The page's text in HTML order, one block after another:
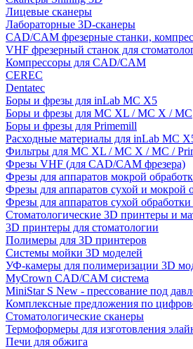
Лицевые сканеры
Лабораторные 3D-сканеры
CAD/CAM фрезерные станки,
VHF фрезерный станок для
Компрессоры для CAD/CAM
CEREC
Dentatec
Боры и фрезы для inLab MC X5
Боры и фрезы для MC XL / MC X / MC
Боры и фрезы для Primemill
Расходные материалы для inLab MC
Фильтры для MC XL / MC X / MC /
Фрезы VHF (для CAD/CAM фрезера)
Фрезы для аппаратов мокрой
Фрезы для аппаратов сухой и мокрой
Фрезы для аппаратов сухой
Стоматологические 3D принтеры и
3D принтеры для стоматологии
Полимеры для 3D принтеров
Системы мойки 3D моделей
УФ-камеры для полимеризации 3D
MyCrown CAD/CAM система
MiniStar S New - прессование под
Комплексные предложения по
Стоматологические сканеры
Термоформеры для изготовления
Печи для обжига